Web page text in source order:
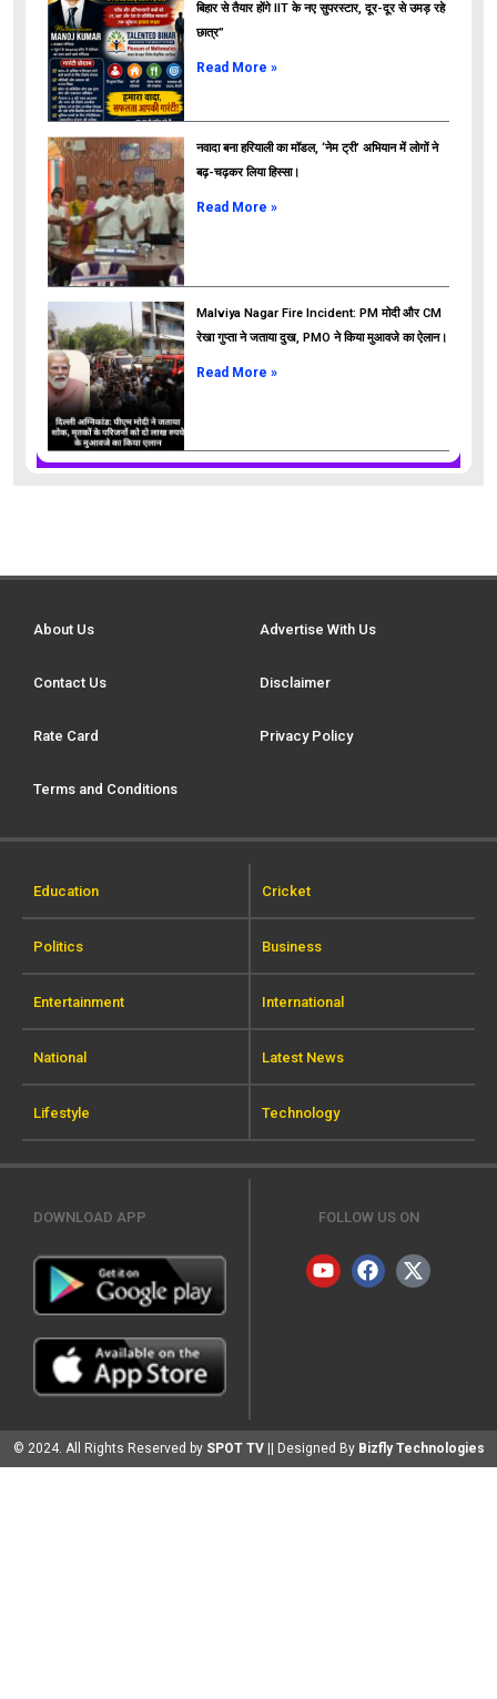
ads
बिहार से तैयार होंगे IIT के नए सुपरस्टार, दूर-दूर से उमड़ रहे
छात्र”
Read More »
नवादा बना हरियाली का मॉडल, ‘नेम ट्री’ अभियान में लोगों ने
बढ़-चढ़कर लिया हिस्सा।
Read More »
Malviya Nagar Fire Incident: PM मोदी और CM
रेखा गुप्ता ने जताया दुख, PMO ने किया मुआवजे का ऐलान।
Read More »
About Us Advertise With Us
Contact Us Disclaimer
Rate Card Privacy Policy
Terms and Conditions
Education Cricket
Politics Business
Entertainment International
National Latest News
Lifestyle Technology
DOWNLOAD APP FOLLOW US ON
© 2024. All Rights Reserved by SPOT TV || Designed By Bizfly Technologies